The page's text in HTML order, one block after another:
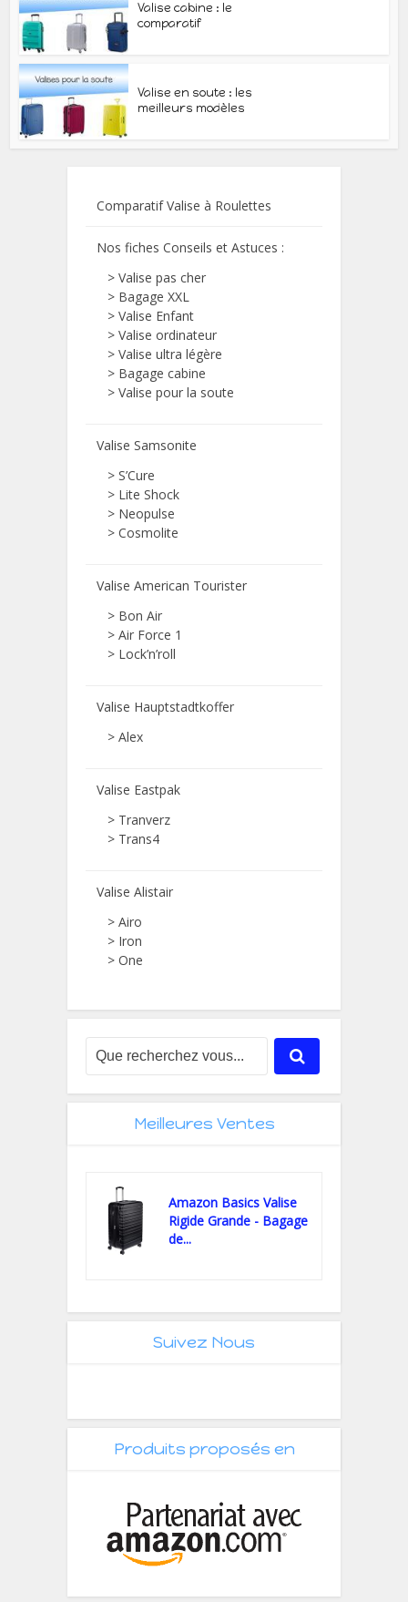
Valise cabine : le
comparatif
Valise en soute : les
meilleurs modèles
Comparatif Valise à Roulettes
Nos fiches Conseils et Astuces :
> Valise pas cher
> Bagage XXL
> Valise Enfant
> Valise ordinateur
> Valise ultra légère
> Bagage cabine
> Valise pour la soute
Valise Samsonite
> S’Cure
> Lite Shock
> Neopulse
> Cosmolite
Valise American Tourister
> Bon Air
> Air Force 1
> Lock’n’roll
Valise Hauptstadtkoffer
> Alex
Valise Eastpak
> Tranverz
> Trans4
Valise Alistair
> Airo
> Iron
> One
Meilleures Ventes
Amazon Basics Valise
Rigide Grande - Bagage
de...
Suivez Nous
Produits proposés en